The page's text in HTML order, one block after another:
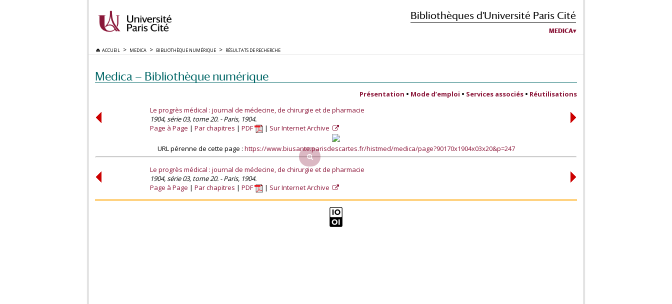
Bibliothèques d'Université Paris Cité
MEDICA
ACCUEIL MEDICA BIBLIOTHÈQUE NUMÉRIQUE RÉSULTATS DE RECHERCHE
Medica — Bibliothèque numérique
Présentation • Mode d’emploi • Services associés • Réutilisations
Le progrès médical : journal de médecine, de chirurgie et de pharmacie
1904, série 03, tome 20. - Paris, 1904.
Page à Page
Par chapitres PDF Sur Internet Archive
URL pérenne de cette page : https://www.biusante.parisdescartes.fr/histmed/medica/page?90170x1904x03x20&p=247
Le progrès médical : journal de médecine, de chirurgie et de pharmacie
1904, série 03, tome 20. - Paris, 1904.
Page à Page
Par chapitres PDF Sur Internet Archive